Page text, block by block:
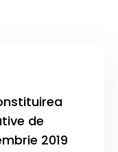
de
2019